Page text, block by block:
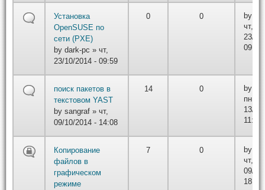
Установка
OpenSUSE по
сети (PXE)
by dark-pc » чт,
23/10/2014 - 09:59
0 0 by
чт,
23/
09:59
поиск пакетов в
текстовом YAST
by sangraf » чт,
09/10/2014 - 14:08
14 0 by
пн,
13/
11:50
Копирование
файлов в
графическом
режиме
7 0 by
чт,
09/
18:29